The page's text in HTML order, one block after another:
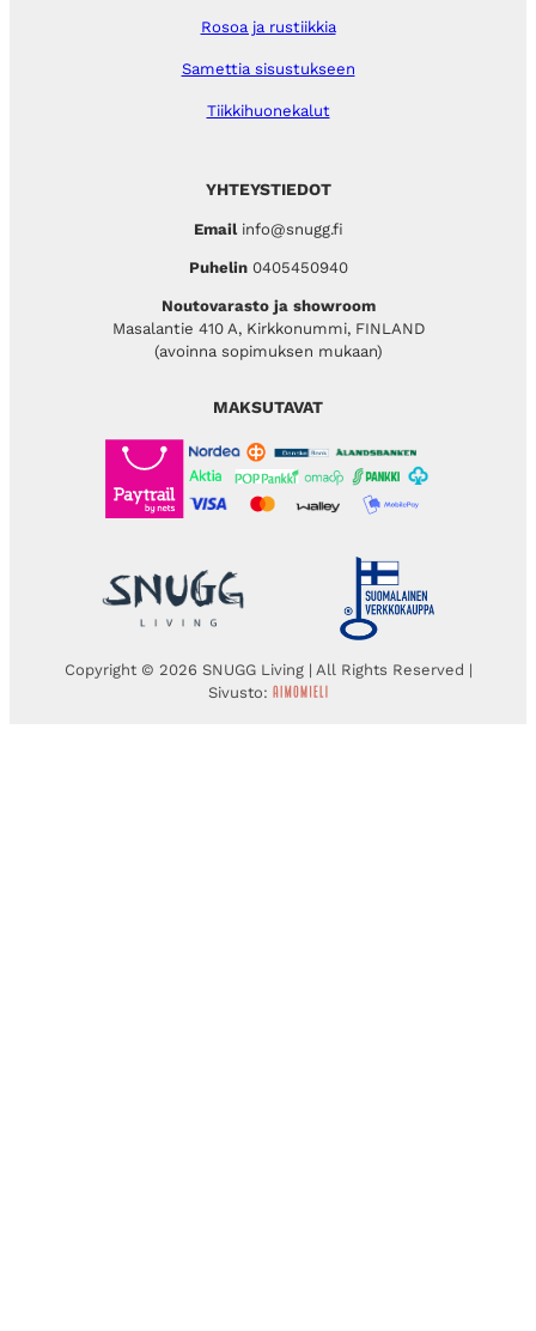
YHTEYSTIEDOT
Emailinfo@snugg.fi
Puhelin 0405450940
Noutovarasto ja showroom
Masalantie 410 A, Kirkkonummi, FINLAND
(avoinna sopimuksen mukaan)
Rosoa ja rustiikkia
Samettia sisustukseen
Tiikkihuonekalut
MAKSUTAVAT
Copyright © 2026 SNUGG Living | All Rights Reserved |
Sivusto: